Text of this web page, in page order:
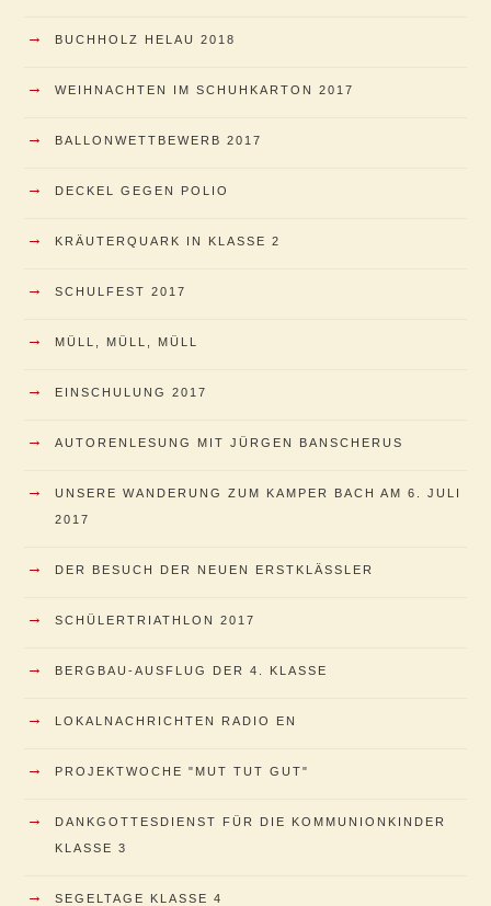
→ BUCHHOLZ HELAU 2018
→ WEIHNACHTEN IM SCHUHKARTON 2017
→ BALLONWETTBEWERB 2017
→ DECKEL GEGEN POLIO
→ KRÄUTERQUARK IN KLASSE 2
→ SCHULFEST 2017
→ MÜLL, MÜLL, MÜLL
→ EINSCHULUNG 2017
→ AUTORENLESUNG MIT JÜRGEN BANSCHERUS
→
UNSERE WANDERUNG ZUM KAMPER BACH AM 6. JULI
2017
→ DER BESUCH DER NEUEN ERSTKLÄSSLER
→ SCHÜLERTRIATHLON 2017
→ BERGBAU-AUSFLUG DER 4. KLASSE
→ LOKALNACHRICHTEN RADIO EN
→ PROJEKTWOCHE "MUT TUT GUT"
→
DANKGOTTESDIENST FÜR DIE KOMMUNIONKINDER
KLASSE 3
→ SEGELTAGE KLASSE 4